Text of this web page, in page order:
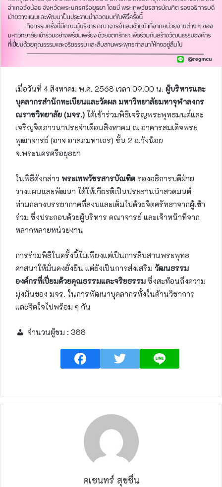
เมื่อวันที่ 4 สิงหาคม พ.ศ. 2568 เวลา 09.00 น. ผู้บริหารและ
บุคลากรสำนักทะเบียนและวัดผล มหาวิทยาลัยมหาจุฬาลงกร
ณราชวิทยาลัย (มจร.) ได้เข้าร่วมพิธีเจริญพระพุทธมนต์และ
เจริญจิตภาวนาประจำเดือนสิงหาคม ณ อาคารสมเด็จพระ
พุฒาจารย์ (อาจ อาสภมหาเถร) ชั้น 2 อ.วังน้อย
จ.พระนครศรีอยุธยา
ในพิธีดังกล่าว พระเทพวัชรสารบัณฑิต รองอธิการบดีฝ่าย
วางแผนและพัฒนา ได้ให้เกียรติเป็นประธานนำสวดมนต์
ท่ามกลางบรรยากาศที่สงบและเต็มไปด้วยจิตศรัทธาจากผู้เข้า
ร่วม ซึ่งประกอบด้วยผู้บริหาร คณาจารย์ และเจ้าหน้าที่จาก
หลากหลายหน่วยงาน
การร่วมพิธีในครั้งนี้ไม่เพียงแต่เป็นการสืบสานพระพุทธ
ศาสนาให้มั่นคงยั่งยืน แต่ยังเป็นการส่งเสริม วัฒนธรรม
องค์กรที่เปี่ยมด้วยคุณธรรมและจริยธรรม ซึ่งสะท้อนถึงความ
มุ่งมั่นของ มจร. ในการพัฒนาบุคลากรทั้งในด้านวิชาการ
และจิตใจไปพร้อม ๆ กัน
จำนวนผู้ชม : 388
คเชนทร์ สุขชื่น